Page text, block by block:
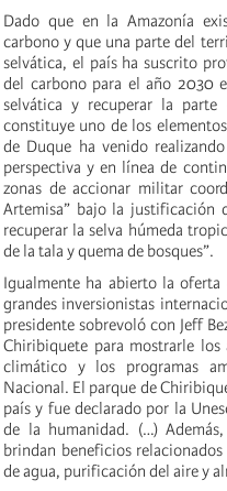
Dado que en la Amazonía
carbono y que una parte del
selvática, el país ha suscrito
del carbono para el año 2030
selvática y recuperar la
constituye uno de los
de Duque ha venido
perspectiva y en línea de
zonas de accionar militar
Artemisa” bajo la justificación
recuperar la selva húmeda
de la tala y quema de bosques”.
Igualmente ha abierto la oferta
grandes inversionistas
presidente sobrevoló con Jeff
Chiribiquete para mostrarle
climático y los programas
Nacional. El parque de
país y fue declarado por la
de la humanidad. (…)
brindan beneficios
de agua, purificación del aire y